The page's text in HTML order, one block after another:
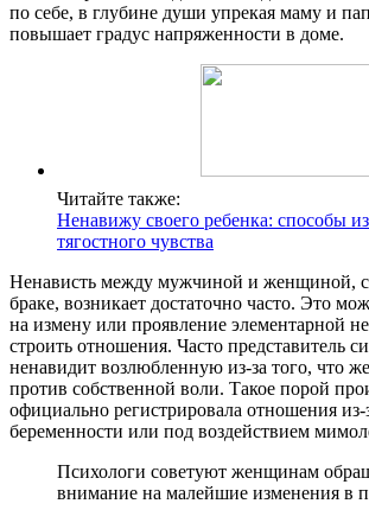
по себе, в глубине души упрекая маму и
повышает градус напряженности в доме.
Читайте также:
Ненавижу своего ребенка: способы
тягостного чувства
Ненависть между мужчиной и женщиной,
браке, возникает достаточно часто. Это
на измену или проявление элементарной
строить отношения. Часто представитель
ненавидит возлюбленную из-за того, что
против собственной воли. Такое порой
официально регистрировала отношения из-
беременности или под воздействием
Психологи советуют женщинам
внимание на малейшие изменения в